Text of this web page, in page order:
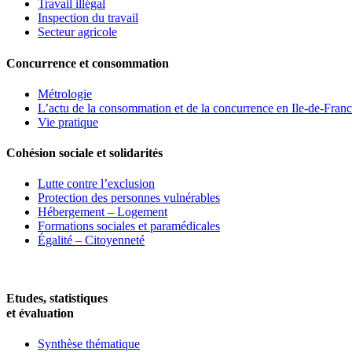
Travail illégal
Inspection du travail
Secteur agricole
Concurrence et consommation
Métrologie
L’actu de la consommation et de la concurrence en Ile-de-
Vie pratique
Cohésion sociale et solidarités
Lutte contre l’exclusion
Protection des personnes vulnérables
Hébergement – Logement
Formations sociales et paramédicales
Égalité – Citoyenneté
Etudes, statistiques
et évaluation
Synthèse thématique